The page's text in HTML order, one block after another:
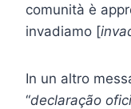
comunità è
invadiamo [
In un altro
“declaração